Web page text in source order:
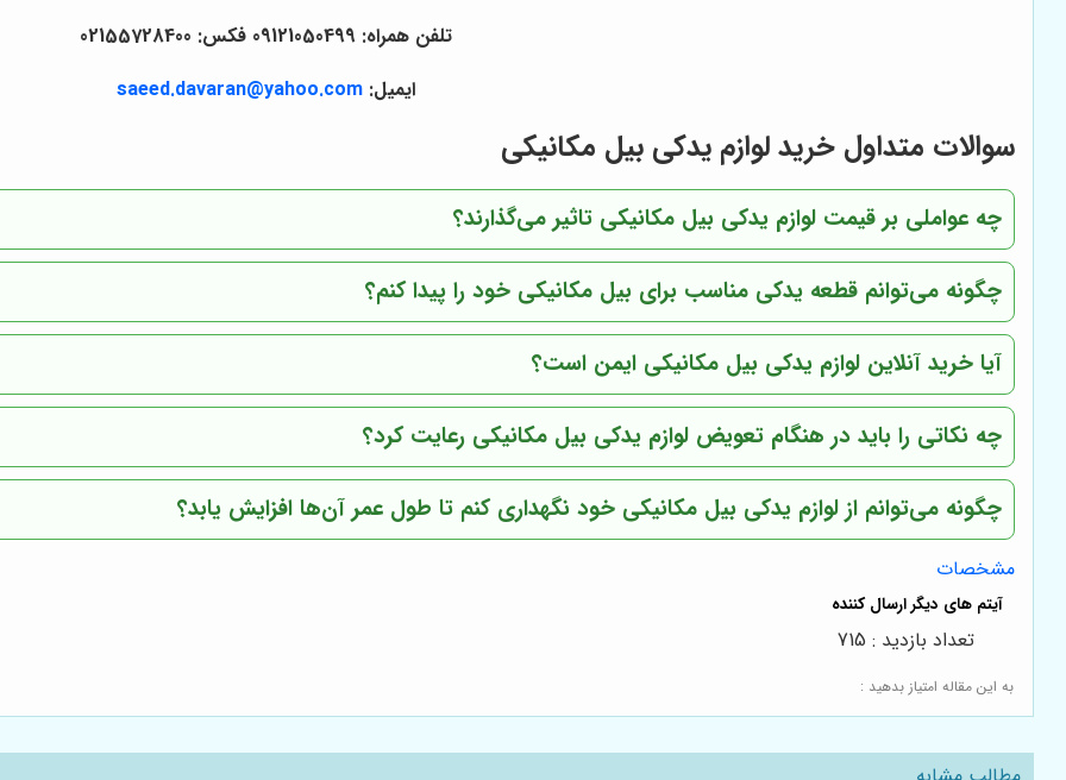
تلفن همراه: 09121050499 فکس: 02155728400
ایمیل: saeed.davaran@yahoo.com
سوالات متداول خرید لوازم یدکی بیل مکانیکی
چه عواملی بر قیمت لوازم یدکی بیل مکانیکی تاثیر می‌گذارند؟
چگونه می‌توانم قطعه یدکی مناسب برای بیل مکانیکی خود را پیدا کنم؟
آیا خرید آنلاین لوازم یدکی بیل مکانیکی ایمن است؟
چه نکاتی را باید در هنگام تعویض لوازم یدکی بیل مکانیکی رعایت کرد؟
چگونه می‌توانم از لوازم یدکی بیل مکانیکی خود نگهداری کنم تا طول عمر آن‌ها افزایش یابد؟
مشخصات
به این مقاله امتیاز بدهید :
تعداد بازدید : 715